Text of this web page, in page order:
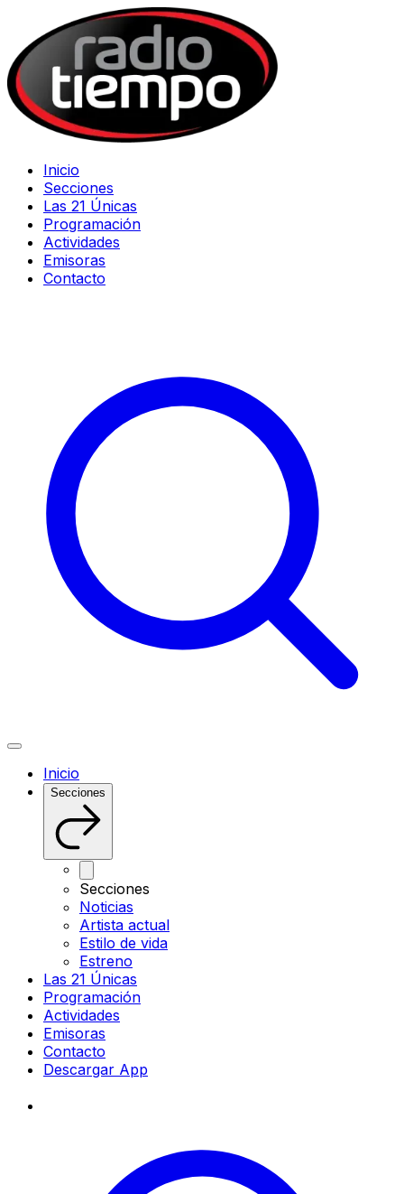
Inicio
Secciones
Las 21 Únicas
Programación
Actividades
Emisoras
Contacto
Inicio
Secciones
Secciones
Noticias
Artista actual
Estilo de vida
Estreno
Las 21 Únicas
Programación
Actividades
Emisoras
Contacto
Descargar App